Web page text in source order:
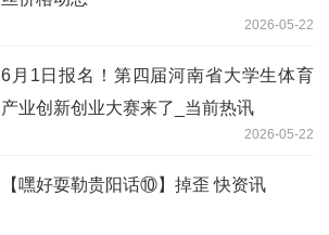
2026-05-22
6月1日报名！第四届河南省大学生体育
产业创新创业大赛来了_当前热讯
2026-05-22
【嘿好耍勒贵阳话⑩】掉歪 快资讯